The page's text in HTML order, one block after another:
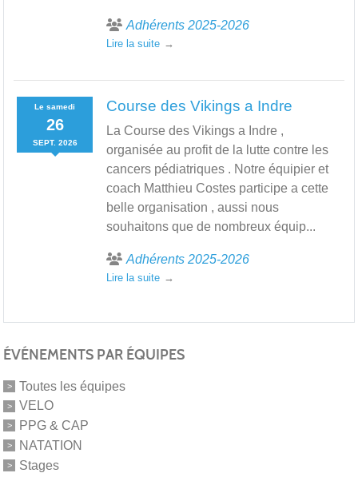
Adhérents 2025-2026
Lire la suite
Lesamedi
26
SEPT. 2026
Course des Vikings a Indre
La Course des Vikings a Indre ,
organisée au profit de la lutte contre les
cancers pédiatriques . Notre équipier et
coach Matthieu Costes participe a cette
belle organisation , aussi nous
souhaitons que de nombreux équip...
Adhérents 2025-2026
Lire la suite
ÉVÉNEMENTS PAR ÉQUIPES
Toutes les équipes
VELO
PPG & CAP
NATATION
Stages